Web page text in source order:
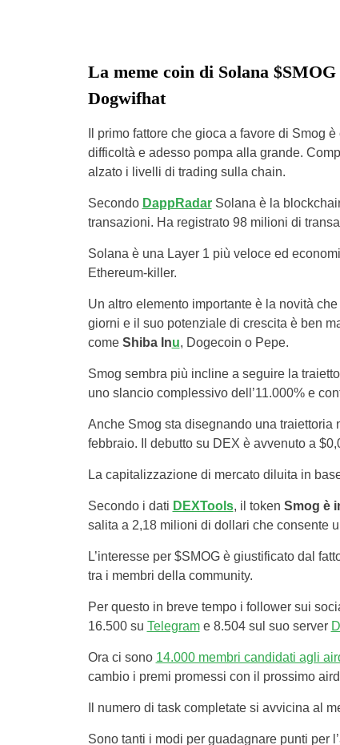
La meme coin di Solana
Dogwifhat
Il primo fattore che gioca a favore di Smog
difficoltà e adesso pompa alla grande.
alzato i livelli di trading sulla chain.
Secondo DappRadarSolana è la
transazioni. Ha registrato 98 milioni di
Solana è una Layer 1 più veloce ed
Ethereum-killer.
Un altro elemento importante è la novità che
giorni e il suo potenziale di crescita è ben
come Shiba Inu, Dogecoin o Pepe.
Smog sembra più incline a seguire la
uno slancio complessivo dell’11.000% e
Anche Smog sta disegnando una
febbraio. Il debutto su DEX è avvenuto a
La capitalizzazione di mercato diluita in
Secondo i dati DEXTools, il token Smog è
salita a 2,18 milioni di dollari che consente
L’interesse per $SMOG è giustificato dal
tra i membri della community.
Per questo in breve tempo i follower sui
16.500 su Telegrame 8.504 sul suo server
Ora ci sono 14.000 membri candidati agli
cambio i premi promessi con il prossimo
Il numero di task completate si avvicina al
Sono tanti i modi per guadagnare punti per